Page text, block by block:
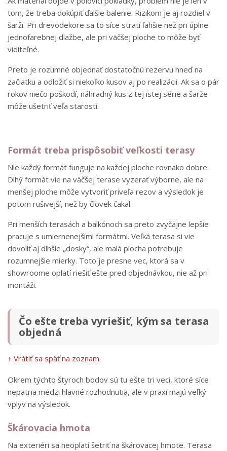
tom, že treba dokúpiť ďalšie balenie. Rizikom je aj rozdiel v
šarži. Pri drevodekore sa to síce stratí ľahšie než pri úplne
jednofarebnej dlažbe, ale pri väčšej ploche to môže byť
viditeľné.
Preto je rozumné objednať dostatočnú rezervu hneď na
začiatku a odložiť si niekoľko kusov aj po realizácii. Ak sa o pár
rokov niečo poškodí, náhradný kus z tej istej série a šarže
môže ušetriť veľa starostí.
Formát treba prispôsobiť veľkosti terasy
Nie každý formát funguje na každej ploche rovnako dobre.
Dlhý formát vie na väčšej terase vyzerať výborne, ale na
menšej ploche môže vytvoriť priveľa rezov a výsledok je
potom rušivejší, než by človek čakal.
Pri menších terasách a balkónoch sa preto zvyčajne lepšie
pracuje s umiernenejšími formátmi. Veľká terasa si vie
dovoliť aj dlhšie „dosky“, ale malá plocha potrebuje
rozumnejšie mierky. Toto je presne vec, ktorá sa v
showroome oplatí riešiť ešte pred objednávkou, nie až pri
montáži.
Čo ešte treba vyriešiť, kým sa terasa
objedná
↑ Vrátiť sa späť na zoznam
Okrem týchto štyroch bodov sú tu ešte tri veci, ktoré síce
nepatria medzi hlavné rozhodnutia, ale v praxi majú veľký
vplyv na výsledok.
Škárovacia hmota
Na exteriéri sa neoplatí šetriť na škárovacej hmote. Terasa